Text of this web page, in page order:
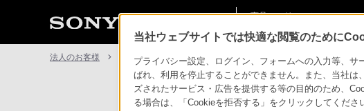
商品・ソリューショ
ン情報
法人のお客様 サポート・お問い合わせ
当社ウェブサイトでは快適な閲覧のために
プライバシー設定、ログイン、フォームへの入力等、
ばれ、利用を停止することができません。また、当社
ズされたサービス・広告を提供する等の目的のため、
る場合は、「Cookieを拒否する」をクリックしてくだ